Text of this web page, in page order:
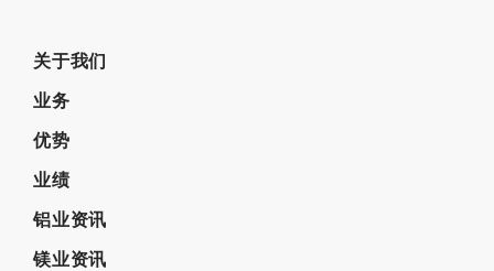
关于我们
业务
优势
业绩
铝业资讯
镁业资讯